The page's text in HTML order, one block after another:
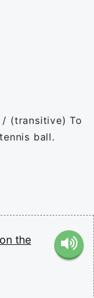
(transitive) To
ball.
on the